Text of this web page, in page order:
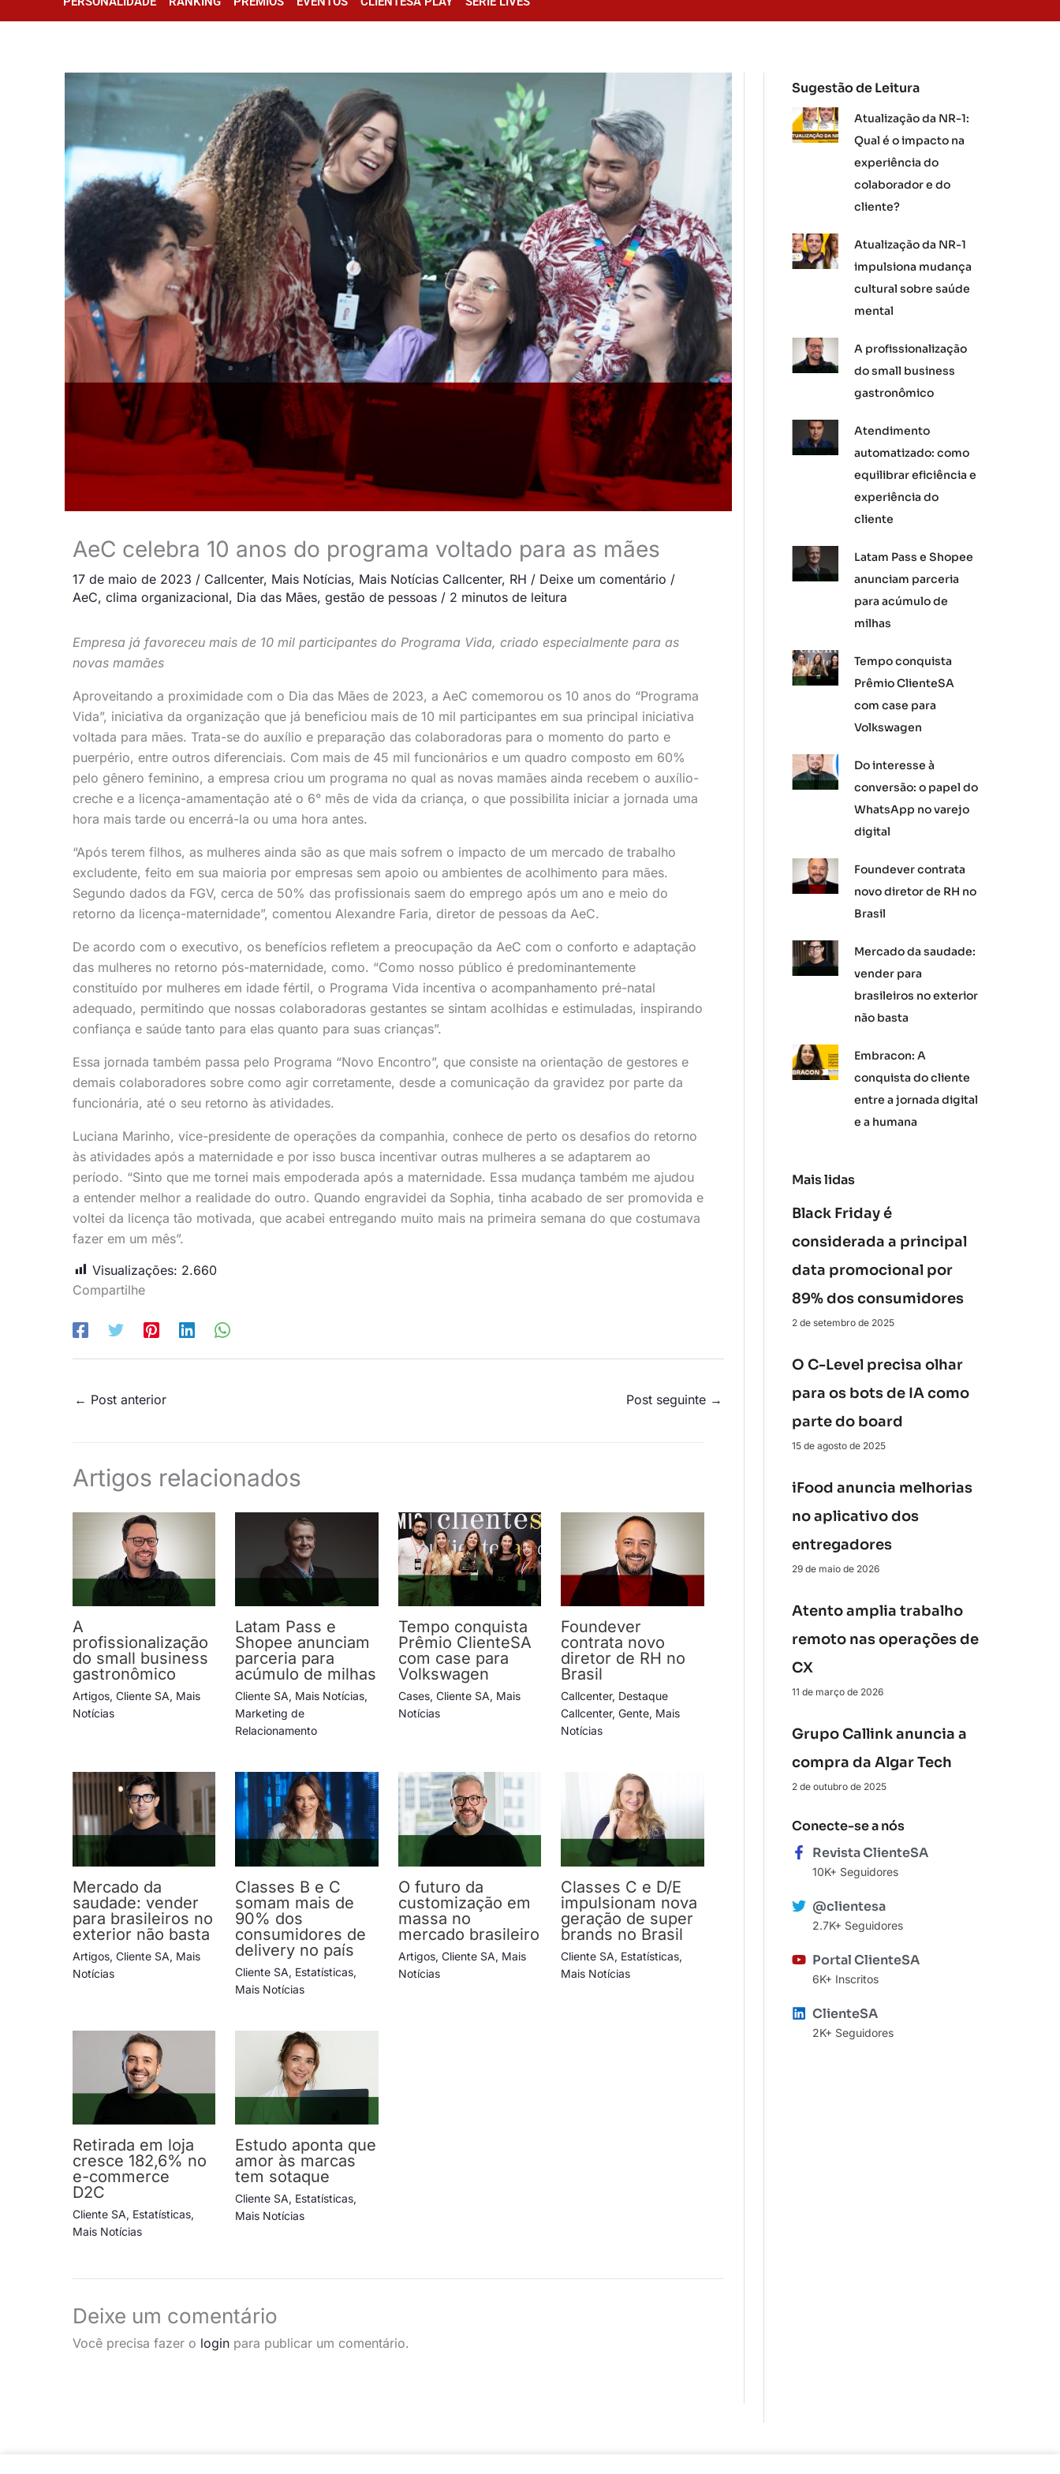
AeC celebra 10 anos do programa voltado para as mães
17 de maio de 2023 / Callcenter, Mais Notícias, Mais Notícias Callcenter, RH / Deixe um comentário /
AeC, clima organizacional, Dia das Mães, gestão de pessoas / 2 minutos de leitura
Empresa já favoreceu mais de 10 mil participantes do Programa Vida, criado especialmente para as
novas mamães
Aproveitando a proximidade com o Dia das Mães de 2023, a AeC comemorou os 10 anos do “Programa
Vida”, iniciativa da organização que já beneficiou mais de 10 mil participantes em sua principal iniciativa
voltada para mães. Trata-se do auxílio e preparação das colaboradoras para o momento do parto e
puerpério, entre outros diferenciais. Com mais de 45 mil funcionários e um quadro composto em 60%
pelo gênero feminino, a empresa criou um programa no qual as novas mamães ainda recebem o auxílio-
creche e a licença-amamentação até o 6° mês de vida da criança, o que possibilita iniciar a jornada uma
hora mais tarde ou encerrá-la ou uma hora antes.
“Após terem filhos, as mulheres ainda são as que mais sofrem o impacto de um mercado de trabalho
excludente, feito em sua maioria por empresas sem apoio ou ambientes de acolhimento para mães.
Segundo dados da FGV, cerca de 50% das profissionais saem do emprego após um ano e meio do
retorno da licença-maternidade”, comentou Alexandre Faria, diretor de pessoas da AeC.
De acordo com o executivo, os benefícios refletem a preocupação da AeC com o conforto e adaptação
das mulheres no retorno pós-maternidade, como. “Como nosso público é predominantemente
constituído por mulheres em idade fértil, o Programa Vida incentiva o acompanhamento pré-natal
adequado, permitindo que nossas colaboradoras gestantes se sintam acolhidas e estimuladas, inspirando
confiança e saúde tanto para elas quanto para suas crianças”.
Essa jornada também passa pelo Programa “Novo Encontro”, que consiste na orientação de gestores e
demais colaboradores sobre como agir corretamente, desde a comunicação da gravidez por parte da
funcionária, até o seu retorno às atividades.
Luciana Marinho, vice-presidente de operações da companhia, conhece de perto os desafios do retorno
às atividades após a maternidade e por isso busca incentivar outras mulheres a se adaptarem ao
período. “Sinto que me tornei mais empoderada após a maternidade. Essa mudança também me ajudou
a entender melhor a realidade do outro. Quando engravidei da Sophia, tinha acabado de ser promovida e
voltei da licença tão motivada, que acabei entregando muito mais na primeira semana do que costumava
fazer em um mês”.
Visualizações: 2.660
Compartilhe
← Post anterior Post seguinte →
Artigos relacionados
A
profissionalização
do small business
gastronômico
Artigos, Cliente SA, Mais
Notícias
Latam Pass e
Shopee anunciam
parceria para
acúmulo de milhas
Cliente SA, Mais Notícias,
Marketing de
Relacionamento
Tempo conquista
Prêmio ClienteSA
com case para
Volkswagen
Cases, Cliente SA, Mais
Notícias
Foundever
contrata novo
diretor de RH no
Brasil
Callcenter, Destaque
Callcenter,Gente, Mais
Notícias
Mercado da
saudade: vender
para brasileiros no
exterior não basta
Artigos, Cliente SA, Mais
Notícias
Classes B e C
somam mais de
90% dos
consumidores de
delivery no país
Cliente SA, Estatísticas,
Mais Notícias
O futuro da
customização em
massa no
mercado brasileiro
Artigos, Cliente SA, Mais
Notícias
Classes C e D/E
impulsionam nova
geração de super
brands no Brasil
Cliente SA, Estatísticas,
Mais Notícias
Retirada em loja
cresce 182,6% no
e-commerce
D2C
Cliente SA, Estatísticas,
Mais Notícias
Estudo aponta que
amor às marcas
tem sotaque
Cliente SA, Estatísticas,
Mais Notícias
Deixe um comentário
Você precisa fazer o login para publicar um comentário.
Sugestão de Leitura
Atualização da NR-1:
Qual é o impacto na
experiência do
colaborador e do
cliente?
Atualização da NR-1
impulsiona mudança
cultural sobre saúde
mental
A profissionalização
do small business
gastronômico
Atendimento
automatizado: como
equilibrar eficiência e
experiência do
cliente
Latam Pass e Shopee
anunciam parceria
para acúmulo de
milhas
Tempo conquista
Prêmio ClienteSA
com case para
Volkswagen
Do interesse à
conversão: o papel do
WhatsApp no varejo
digital
Foundever contrata
novo diretor de RH no
Brasil
Mercado da saudade:
vender para
brasileiros no exterior
não basta
Embracon: A
conquista do cliente
entre a jornada digital
e a humana
Mais lidas
Black Friday é
considerada a principal
data promocional por
89% dos consumidores
2 de setembro de 2025
O C-Level precisa olhar
para os bots de IA como
parte do board
15 de agosto de 2025
iFood anuncia melhorias
no aplicativo dos
entregadores
29 de maio de 2026
Atento amplia trabalho
remoto nas operações de
CX
11 de março de 2026
Grupo Callink anuncia a
compra da Algar Tech
2 de outubro de 2025
Conecte-se a nós
Revista ClienteSA
10K+ Seguidores
@clientesa
2.7K+ Seguidores
Portal ClienteSA
6K+ Inscritos
ClienteSA
2K+ Seguidores